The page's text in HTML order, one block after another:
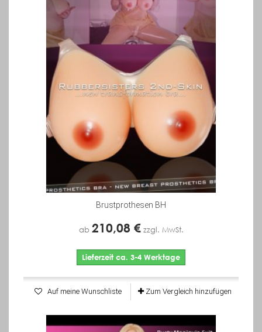
Brustprothesen BH
ab 210,08 € zzgl. MwSt.
Lieferzeit ca. 3-4 Werktage
Auf meine Wunschliste Zum Vergleich hinzufügen